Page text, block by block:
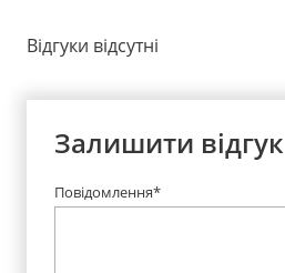
Відгуки відсутні
Залишити відгук
Повідомлення*